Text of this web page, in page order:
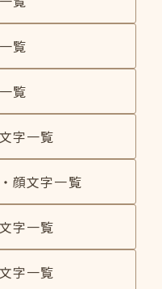
覧
覧
字一覧
顔文字一覧
字一覧
字一覧